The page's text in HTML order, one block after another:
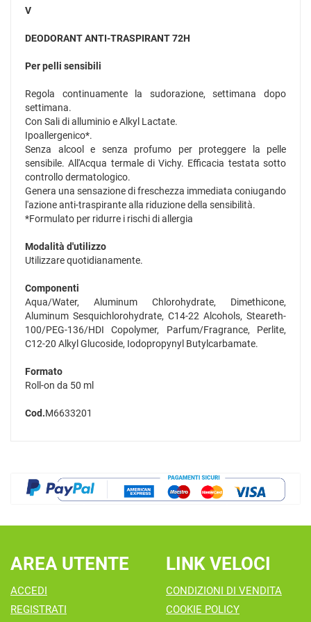
V
DEODORANT ANTI-TRASPIRANT 72H
Per pelli sensibili
Regola continuamente la sudorazione, settimana dopo
settimana.
Con Sali di alluminio e Alkyl Lactate.
Ipoallergenico*.
Senza alcool e senza profumo per proteggere la pelle
sensibile. All'Acqua termale di Vichy. Efficacia testata sotto
controllo dermatologico.
Genera una sensazione di freschezza immediata coniugando
l'azione anti-traspirante alla riduzione della sensibilità.
*Formulato per ridurre i rischi di allergia
Modalità d'utilizzo
Utilizzare quotidianamente.
Componenti
Aqua/Water, Aluminum Chlorohydrate, Dimethicone,
Aluminum Sesquichlorohydrate, C14-22 Alcohols, Steareth-
100/PEG-136/HDI Copolymer, Parfum/Fragrance, Perlite,
C12-20 Alkyl Glucoside, Iodopropynyl Butylcarbamate.
Formato
Roll-on da 50 ml
Cod.M6633201
AREA UTENTE
ACCEDI
REGISTRATI
LINK VELOCI
CONDIZIONI DI VENDITA
COOKIE POLICY